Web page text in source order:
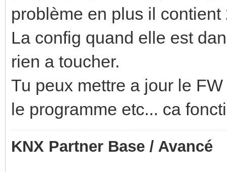
problème en plus il
La config quand elle est
rien a toucher.
Tu peux mettre a jour le
le programme etc... ca
KNX Partner Base / Avancé